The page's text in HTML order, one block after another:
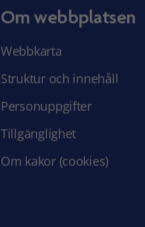
Om webbplatsen
Webbkarta
Struktur och innehåll
Personuppgifter
Tillgänglighet
Om kakor (cookies)